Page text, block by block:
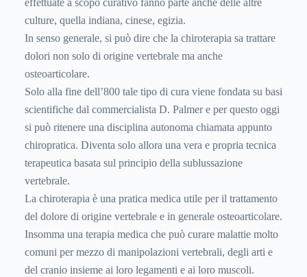
effettuate a scopo curativo fanno parte anche delle altre
culture, quella indiana, cinese, egizia.
In senso generale, si può dire che la chiroterapia sa trattare
dolori non solo di origine vertebrale ma anche
osteoarticolare.
Solo alla fine dell’800 tale tipo di cura viene fondata su basi
scientifiche dal commercialista D. Palmer e per questo oggi
si può ritenere una disciplina autonoma chiamata appunto
chiropratica. Diventa solo allora una vera e propria tecnica
terapeutica basata sul principio della sublussazione
vertebrale.
La chiroterapia è una pratica medica utile per il trattamento
del dolore di origine vertebrale e in generale osteoarticolare.
Insomma una terapia medica che può curare malattie molto
comuni per mezzo di manipolazioni vertebrali, degli arti e
del cranio insieme ai loro legamenti e ai loro muscoli.